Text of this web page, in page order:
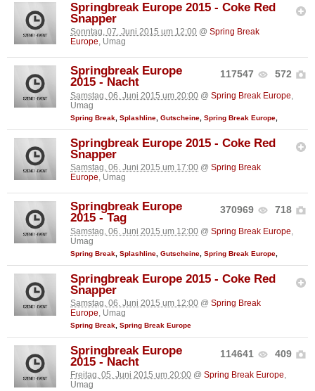
Springbreak Europe 2015 - Coke Red
Snapper
Sonntag, 07. Juni 2015 um 12:00 @ Spring Break
Europe, Umag
117547 572
Springbreak Europe
2015 - Nacht
Samstag, 06. Juni 2015 um 20:00 @ Spring Break Europe
Umag
Spring Break Splashline Gutscheine Spring Break Europe
Springbreak Europe 2015 - Coke Red
Snapper
Samstag, 06. Juni 2015 um 17:00 @ Spring Break
Europe, Umag
370969 718
Springbreak Europe
2015 - Tag
Samstag, 06. Juni 2015 um 12:00 @ Spring Break Europe
Umag
Spring Break Splashline Gutscheine Spring Break Europe
Springbreak Europe 2015 - Coke Red
Snapper
Samstag, 06. Juni 2015 um 12:00 @ Spring Break
Europe, Umag
Spring Break Spring Break Europe
114641 409
Springbreak Europe
2015 - Nacht
Freitag, 05. Juni 2015 um 20:00 @ Spring Break Europe,
Umag